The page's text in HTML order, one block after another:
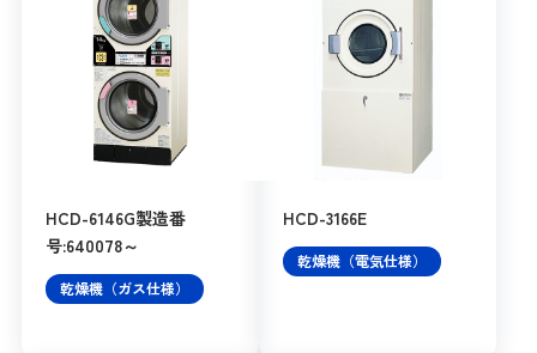
HCD-6146G製造番
号:640078～
乾燥機（ガス仕様）
HCD-3166E
乾燥機（電気仕様）